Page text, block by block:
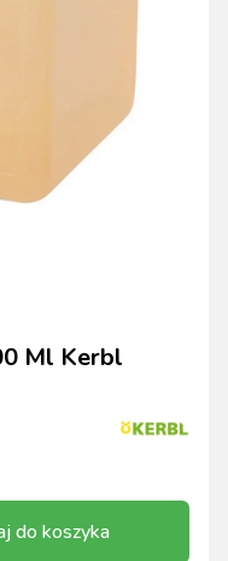
Ml Kerbl
do koszyka